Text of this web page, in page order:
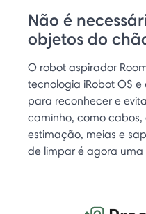
Não é
objetos do
O robot aspirador
tecnologia iRobot OS
para reconhecer e
caminho, como cabos,
estimação, meias e
de limpar é agora